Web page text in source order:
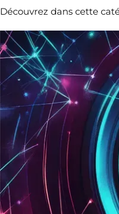
Découvrez dans cette